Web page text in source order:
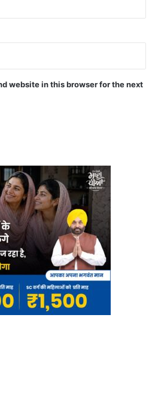
website in this browser for the next